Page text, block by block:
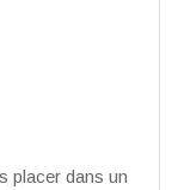
placer dans un